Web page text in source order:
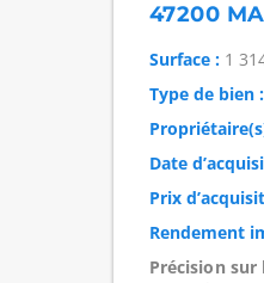
47200
Surface :1
Type de bien :
Date
Prix
Rendement
Précision